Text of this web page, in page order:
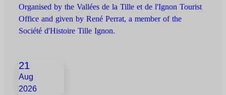
Organised by the Vallées de la Tille et de l'Ignon Tourist
Office and given by René Perrat, a member of the
Société d'Histoire Tille Ignon.
21
Aug
2026